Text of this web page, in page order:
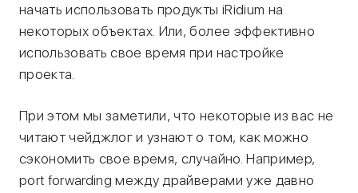
начать использовать продукты iRidium на
некоторых объектах. Или, более эффективно
использовать свое время при настройке
проекта.
При этом мы заметили, что некоторые из вас не
читают чейджлог и узнают о том, как можно
сэкономить свое время, случайно. Например,
port forwarding между драйверами уже давно